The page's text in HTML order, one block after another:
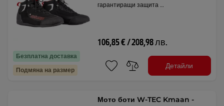
Безплатна доставка
Подмяна на размер
гарантиращи защита …
106,85 € / 208,98 лв.
Детайли
Мото боти W-TEC Kmaan -